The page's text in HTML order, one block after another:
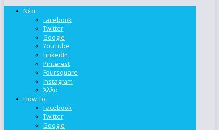
Νέα
Facebook
Twitter
Google
YouTube
LinkedIn
Pinterest
Foursquare
Instagram
Άλλα
How To
Facebook
Twitter
Google